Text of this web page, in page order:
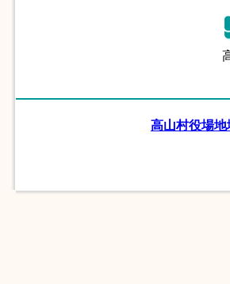
高山村役場地